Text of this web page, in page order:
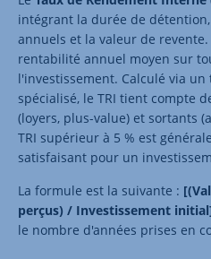
intégrant la durée de
annuels et la valeur de
rentabilité annuel moyen sur
l'investissement. Calculé via
spécialisé, le TRI tient compte
(loyers, plus-value) et sortants
TRI supérieur à 5 % est
satisfaisant pour un
La formule est la suivante :
perçus) / Investissement
le nombre d'années prises en